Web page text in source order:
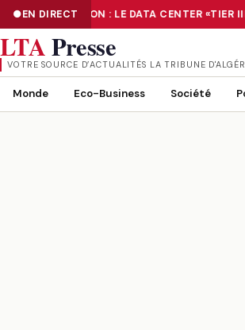
EN DIRECT
NUMÉRISATION : LE DATA CENTER «TIER
NUMÉRISATION : LE DATA CENTER «TIER III»
LTAPresse
VOTRE SOURCE D’ACTUALITÉS LA TRIBUNE
Monde Eco-Business Société